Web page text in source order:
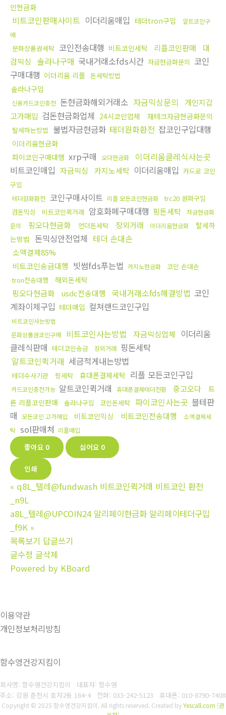
인현금화
비트코인판매사이트 이더리움매입 테더tron구입
알트코인구
매
문화상품권세탁 코인전송대행 비트코인세탁 리플코인판매
대
검믹싱
솔라나구매 국내거래소fds시간 자금현금화문의 코인
구매대행 이더리움 리플 돈세탁방법
솔라나구입
신용카드코인충전 돈현금화해외거래소 자금믹싱문의
개인지갑
고가매입 검돈현금화업체 24시코인업체 재테크자금현금화문의
탈세하는방법 불법자금현금화 태더원화환전 잡코인구입대행
이더리움현금화
파이코인구매대행 xrp구매 오다현금화
이더리움클레식사는곳
비트코인매입 자금믹싱 카지노세탁 이더리움매입 카드로 코인
구입
테더원화환전 코인구매사이트 리플 모든코인현금화
trc20 원화구입
검돈믹싱
비트코인퀵거래 암호화폐구매대행 핑돈세탁
자금현금화
문의
핑오다현금화 언더돈세탁 장외거래 이더리움현금화
탈세하
는방법
돈믹싱안전업체 테더 손대손
소액결제85%
비트코인송금대행 빗썸fds푸는법 카지노현금화
코인 손대손
tron전송대행
해외돈세탁
핑오다현금화 usdc전송대행 국내거래소fds해결방법 코인
계좌이체구입 테더매입 컬쳐랜드코인구입
비트코인사는방법
문화상품권코인구매
비트코인사는방법 자금믹싱업체
이더리움
클레식판매 테더코인송금 장외거래 핑돈세탁
알트코인퀵거래 세금적게내는방법
테더수사기관 핑세탁 휴대폰결제세탁 리플 모든코인구입
카드코인충전가능 알트코인퀵거래 휴대폰결제테더전환 중고오다
트
론 리플코인판매
솔라나구입 코인돈세탁 파이코인사는곳 블테판
매 모든코인 고가매입 비트코인믹싱 비트코인전송대행
소액결제세
탁 sol판매처 리플매입
좋아요 0 싫어요 0
인쇄
« q8L_텔레@fundwash 비트코인퀵거래 비트코인 환전
_n9L
a8L_텔레@UPCOIN24 알리페이현금화 알리페이테더구입
_f9K »
목록보기 답글쓰기
글수정 글삭제
Powered by KBoard
이용약관
개인정보처리방침
함수영건강지킴이
회사명: 함수영건강지킴이 대표자: 함수영
주소: 강원 춘천시 효자2동 164-4 전화: 033-242-5123 휴대폰: 010-8790-7408
Copyright © 2025 함수영건강지킴이. All rights reserved. Created byYescall.com [관